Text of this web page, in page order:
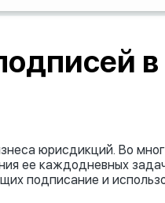
в
юрисдикций. Во
ее каждодневных
подписание и